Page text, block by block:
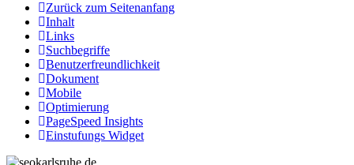
Zurück zum Seitenanfang
Inhalt
Links
Suchbegriffe
Benutzerfreundlichkeit
Dokument
Mobile
Optimierung
PageSpeed Insights
Einstufungs Widget